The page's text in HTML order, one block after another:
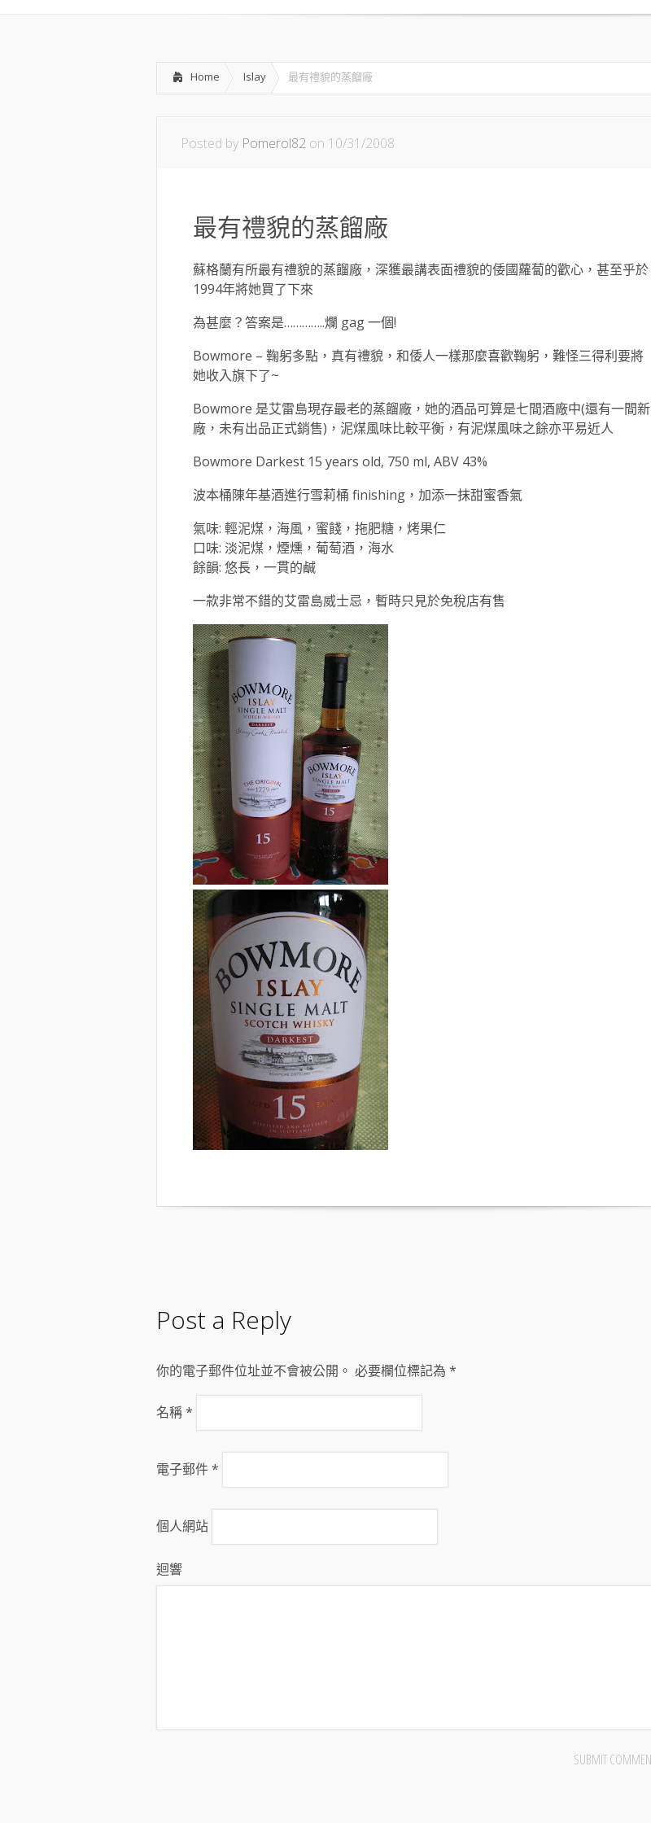
Home Islay 最有禮貌的蒸餾廠
Posted by Pomerol82 on 10/31/2008
最有禮貌的蒸餾廠
蘇格蘭有所最有禮貌的蒸餾廠，深獲最講表面禮貌的倭國蘿蔔的歡心，甚至乎於
1994年將她買了下來
為甚麼？答案是…………..爛 gag 一個!
Bowmore – 鞠躬多點，真有禮貌，和倭人一樣那麼喜歡鞠躬，難怪三得利要將
她收入旗下了~
Bowmore 是艾雷島現存最老的蒸餾廠，她的酒品可算是七間酒廠中(還有一間新
廠，未有出品正式銷售)，泥煤風味比較平衡，有泥煤風味之餘亦平易近人
Bowmore Darkest 15 years old, 750 ml, ABV 43%
波本桶陳年基酒進行雪莉桶 finishing，加添一抹甜蜜香氣
氣味: 輕泥煤，海風，蜜餞，拖肥糖，烤果仁
口味: 淡泥煤，煙燻，葡萄酒，海水
餘韻: 悠長，一貫的鹹
一款非常不錯的艾雷島威士忌，暫時只見於免稅店有售
Post a Reply
你的電子郵件位址並不會被公開。 必要欄位標記為 *
名稱*
電子郵件*
個人網站
迴響